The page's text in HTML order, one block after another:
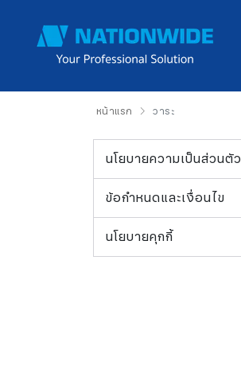
หน้าแรก วาระ
นโยบายความเป็นส่วนตัว
ข้อกำหนดและเงื่อนไข
นโยบายคุกกี้